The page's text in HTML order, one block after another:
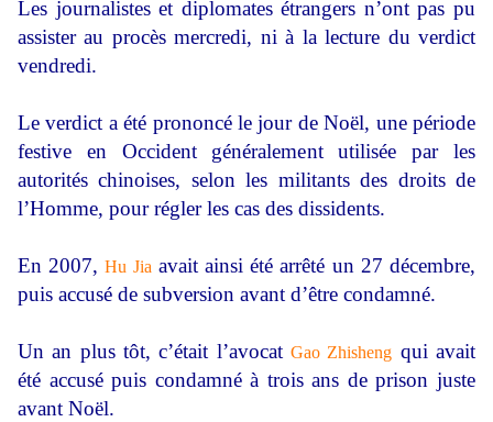
Les journalistes et diplomates étrangers n’ont pas pu
assister au procès mercredi, ni à la lecture du verdict
vendredi.
Le verdict a été prononcé le jour de Noël, une période
festive en Occident généralement utilisée par les
autorités chinoises, selon les militants des droits de
l’Homme, pour régler les cas des dissidents.
En 2007,Hu Jia avait ainsi été arrêté un 27 décembre,
puis accusé de subversion avant d’être condamné.
Un an plus tôt, c’était l’avocat Gao Zhisheng qui avait
été accusé puis condamné à trois ans de prison juste
avant Noël.